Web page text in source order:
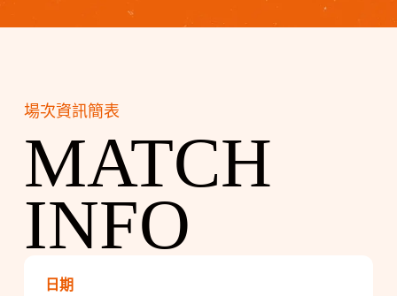
場次資訊簡表
MATCH
INFO
日期